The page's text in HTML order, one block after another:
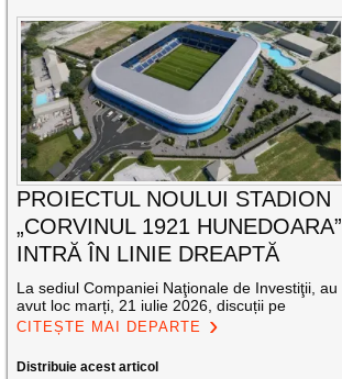
PROIECTUL NOULUI STADION
„CORVINUL 1921 HUNEDOARA”
INTRĂ ÎN LINIE DREAPTĂ
La sediul Companiei Naţionale de Investiţii, au
avut loc marți, 21 iulie 2026, discuții pe
CITEȘTE MAI DEPARTE
Distribuie acest articol